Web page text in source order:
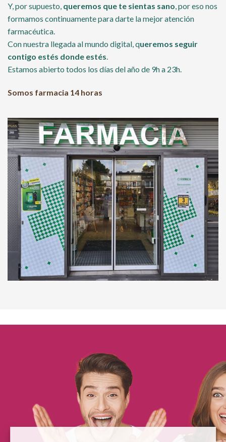
Y, por supuesto, queremos que te sientas sano, por eso nos
formamos continuamente para darte la mejoratención
farmacéutica.
Con nuestra llegada al mundo digital, queremos seguir
contigo estés donde estés.
Estamos abierto todos los días del año de 9h a 23h.
Somos farmacia 14 horas